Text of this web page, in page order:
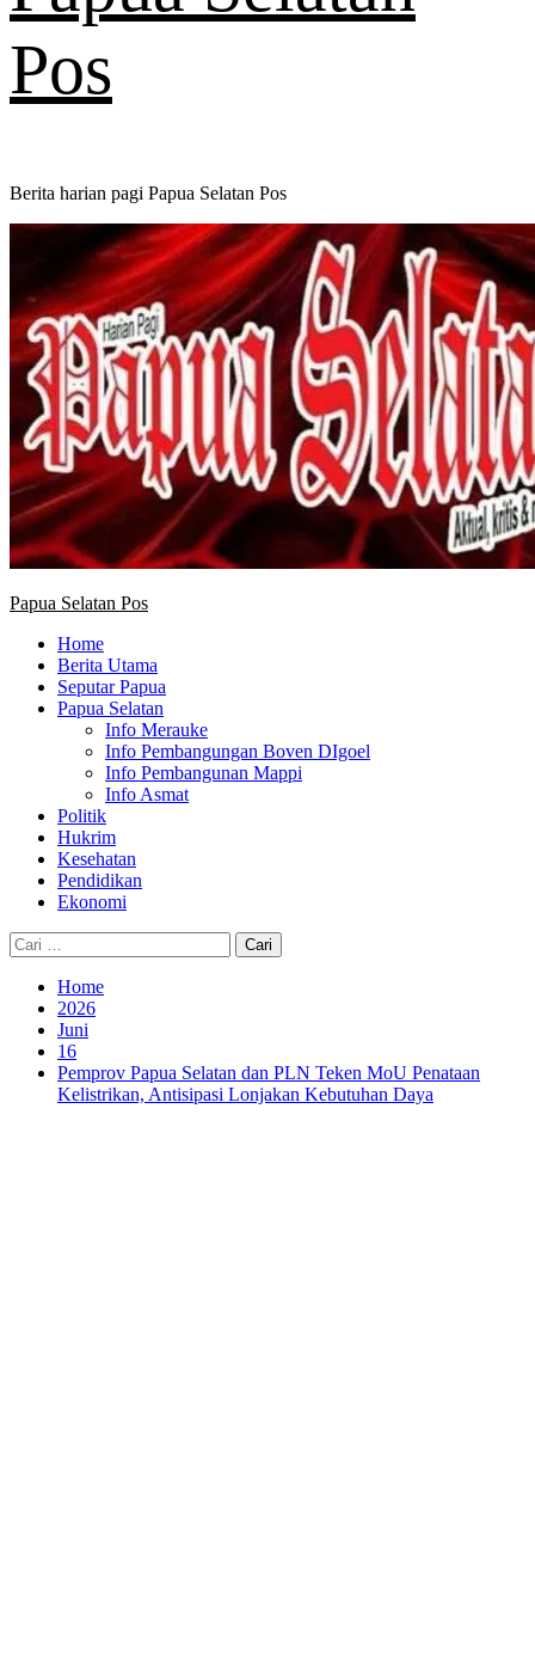
Pos
Berita harian pagi Papua Selatan Pos
Primary
Papua Selatan Pos
Home
Berita Utama
Seputar Papua
Papua Selatan
Info Merauke
Info Pembangungan Boven DIgoel
Info Pembangunan Mappi
Info Asmat
Politik
Hukrim
Kesehatan
Pendidikan
Ekonomi
Cari
untuk:
Home
2026
Juni
16
Pemprov Papua Selatan dan PLN Teken MoU Penataan
Kelistrikan, Antisipasi Lonjakan Kebutuhan Daya